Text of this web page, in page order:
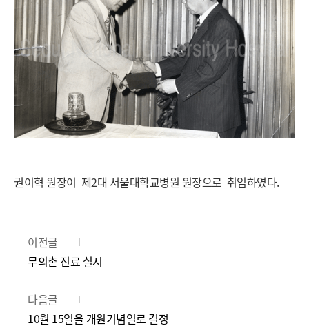
권이혁 원장이 제2대 서울대학교병원 원장으로 취임하였다.
이전글
무의촌 진료 실시
다음글
10월 15일을 개원기념일로 결정